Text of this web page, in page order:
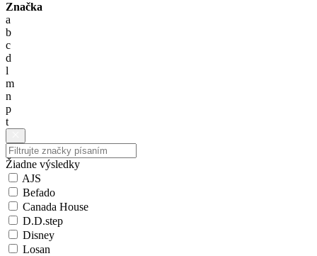
Značka
a
b
c
d
l
m
n
p
t
Žiadne výsledky
AJS
Befado
Canada House
D.D.step
Disney
Losan